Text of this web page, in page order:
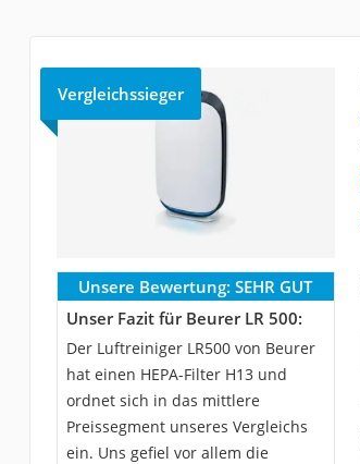
Vergleichssieger
Unsere Bewertung: SEHR GUT
Unser Fazit für Beurer LR 500:
Der Luftreiniger LR500 von Beurer
hat einen HEPA-Filter H13 und
ordnet sich in das mittlere
Preissegment unseres Vergleichs
ein. Uns gefiel vor allem die